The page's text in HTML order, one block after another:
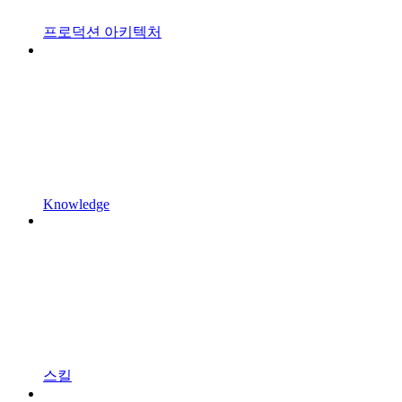
프로덕션 아키텍처
Knowledge
스킬